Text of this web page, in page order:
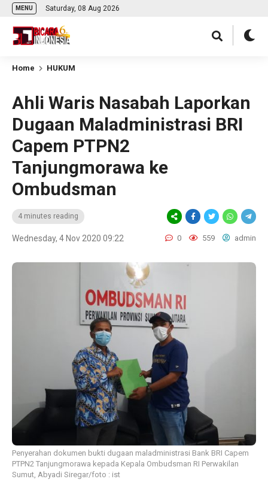
MENU Saturday, 08 Aug 2026
Home HUKUM
Ahli Waris Nasabah Laporkan
Dugaan Maladministrasi BRI
Capem PTPN2
Tanjungmorawa ke
Ombudsman
4 minutes reading
Wednesday, 4 Nov 2020 09:22 0 559 admin
Penyerahan dokumen bukti dugaan maladministrasi Bank BRI Capem
PTPN2 Tanjungmorawa kepada Kepala Ombudsman RI Perwakilan
Sumut, Abyadi Siregar/foto : ist